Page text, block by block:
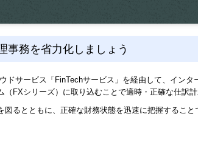
事務を省力化しましょう
ドサービス「FinTechサービス」を経由して、イン
FXシリーズ）に取り込むことで適時・正確な仕訳
るとともに、正確な財務状態を迅速に把握すること